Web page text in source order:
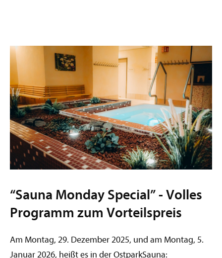
“Sauna Monday Special” - Volles
Programm zum Vorteilspreis
Am Montag, 29. Dezember 2025, und am Montag, 5.
Januar 2026, heißt es in der OstparkSauna: